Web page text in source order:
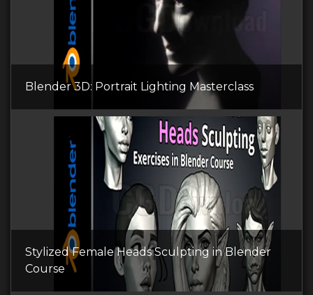
Blender 3D: Portrait Lighting Masterclass
Stylized Female Heads Sculpting in Blender
Course